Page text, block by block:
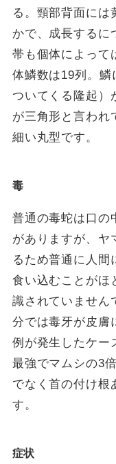
る。頸部背面には
かで、成長するに
帯も個体によって
体鱗数は19列。鱗
ついてくる隆起）
が三角形と言われ
細い丸型です。
毒
普通の毒蛇は口の
がありますが、ヤ
るため普通に人間
食い込むことがほ
識されていません
分では毒牙が皮膚
例が発生したケー
最強でマムシの3
でなく首の付け根
す。
症状